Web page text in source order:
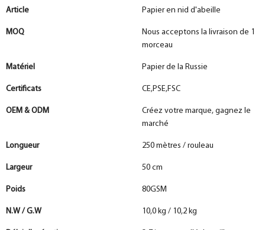
Article Papier en nid d'abeille
MOQ
Nous acceptons la livraison de 1
morceau
Matériel Papier de la Russie
Certificats CE,PSE,FSC
OEM & ODM
Créez votre marque, gagnez le
marché
Longueur 250 mètres / rouleau
Largeur 50 cm
Poids 80GSM
N.W / G.W 10,0 kg / 10,2 kg